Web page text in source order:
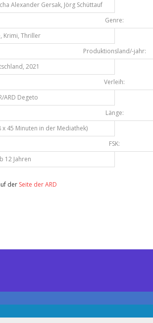
Alexander Gersak, Jörg Schüttauf
Genre:
Krimi, Thriller
Produktionsland/-jahr:
2021
Verleih:
ARD Degeto
Länge:
x 45 Minuten in der Mediathek)
FSK:
12 Jahren
der Seite der ARD